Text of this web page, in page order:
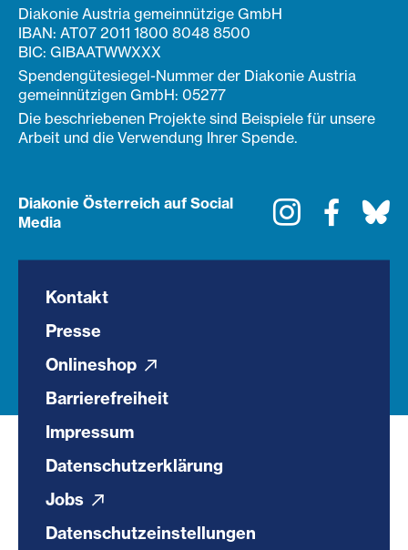
Diakonie Austria gemeinnützige GmbH
IBAN: AT07 2011 1800 8048 8500
BIC: GIBAATWWXXX
Spendengütesiegel-Nummer der Diakonie Austria
gemeinnützigen GmbH: 05277
Die beschriebenen Projekte sind Beispiele für unsere
Arbeit und die Verwendung Ihrer Spende.
Diakonie Österreich auf Social
Media
Instagram
Kontakt
Presse
Onlineshop
Barrierefreiheit
Impressum
Datenschutzerklärung
Jobs
Datenschutzeinstellungen